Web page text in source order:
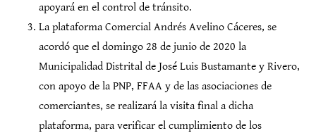
apoyará en el control de tránsito.
La plataforma Comercial Andrés Avelino Cáceres, se
acordó que el domingo 28 de junio de 2020 la
Municipalidad Distrital de José Luis Bustamante y Rivero,
con apoyo de la PNP, FFAA y de las asociaciones de
comerciantes, se realizará la visita final a dicha
plataforma, para verificar el cumplimiento de los